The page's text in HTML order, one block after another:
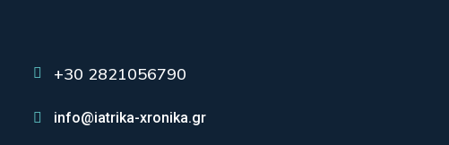
+30 2821056790
info@iatrika-xronika.gr